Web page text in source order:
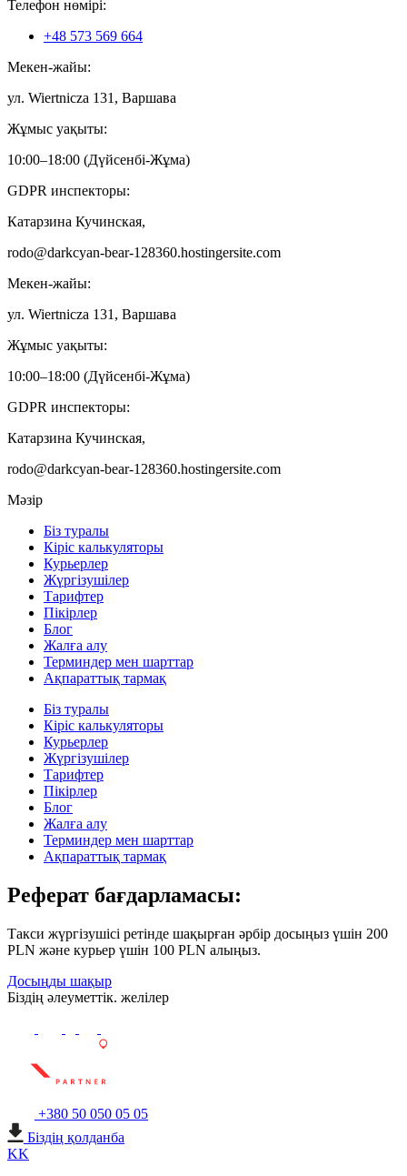
Телефон нөмірі:
+48 573 569 664
Мекен-жайы:
ул. Wiertnicza 131, Варшава
Жұмыс уақыты:
10:00–18:00 (Дүйсенбі-Жұма)
GDPR инспекторы:
Катарзина Кучинская,
rodo@darkcyan-bear-128360.hostingersite.com
Мекен-жайы:
ул. Wiertnicza 131, Варшава
Жұмыс уақыты:
10:00–18:00 (Дүйсенбі-Жұма)
GDPR инспекторы:
Катарзина Кучинская,
rodo@darkcyan-bear-128360.hostingersite.com
Мәзір
Біз туралы
Кіріс калькуляторы
Курьерлер
Жүргізушілер
Тарифтер
Пікірлер
Блог
Жалға алу
Терминдер мен шарттар
Ақпараттық тармақ
Біз туралы
Кіріс калькуляторы
Курьерлер
Жүргізушілер
Тарифтер
Пікірлер
Блог
Жалға алу
Терминдер мен шарттар
Ақпараттық тармақ
Реферат бағдарламасы:
Такси жүргізушісі ретінде шақырған әрбір досыңыз үшін 200
PLN және курьер үшін 100 PLN алыңыз.
Досыңды шақыр
Біздің әлеуметтік. желілер
+380 50 050 05 05
Біздің қолданба
KK